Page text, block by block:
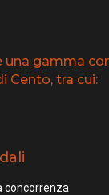
gamma
Cento, tra cui:
concorrenza